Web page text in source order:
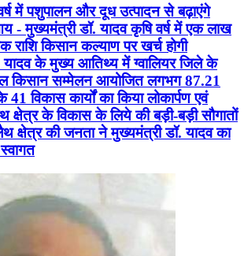
में पशुपालन और दूध उत्पादन से बढ़ाएंगे
- मुख्यमंत्री डॉ. यादव कृषि वर्ष में एक लाख
राशि किसान कल्याण पर खर्च होगी
यादव के मुख्य आतिथ्य में ग्वालियर जिले के
किसान सम्मेलन आयोजित लगभग 87.21
विकास कार्यों का किया लोकार्पण एवं
के विकास के लिये की बड़ी-बड़ी सौगातों
क्षेत्र की जनता ने मुख्यमंत्री डॉ. यादव का